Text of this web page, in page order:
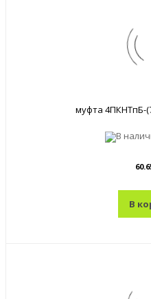
муфта 4ПКНТпБ-
В
В